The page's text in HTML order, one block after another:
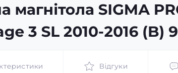
магнітола SIGMA
3 SL 2010-2016 (B)
Відгуки